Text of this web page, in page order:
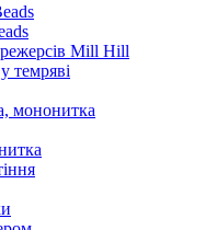
Mill Hill
темряві
мононитка